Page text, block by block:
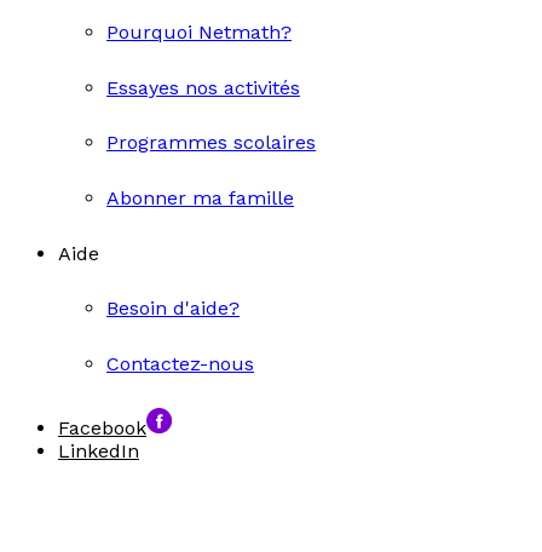
Pourquoi Netmath?
Essayes nos activités
Programmes scolaires
Abonner ma famille
Aide
Besoin d'aide?
Contactez-nous
Facebook
LinkedIn